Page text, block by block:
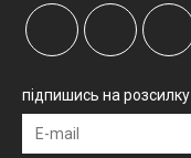
підпишись на розсилку